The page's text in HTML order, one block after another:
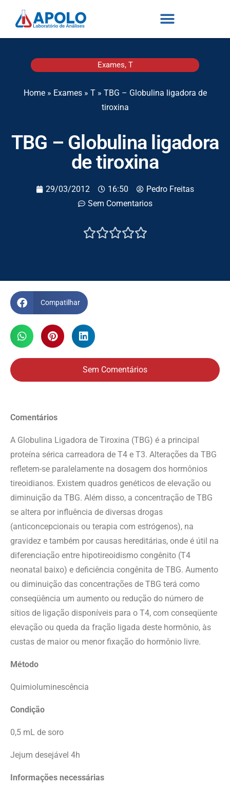
Exames, T
Home» Exames» T» TBG – Globulina ligadora de
tiroxina
TBG – Globulina ligadora
de tiroxina
29/03/2012 16:50
Pedro Freitas
Sem Comentarios

Compatilhar
Sem Comentários
Comentários
A Globulina Ligadora de Tiroxina (TBG) é a principal
proteína sérica carreadora de T4 e T3. Alterações da TBG
refletem-se paralelamente na dosagem dos hormônios
tireoidianos. Existem quadros genéticos de elevação ou
diminuição da TBG. Além disso, a concentração de TBG
se altera por influência de diversas drogas
(anticoncepcionais ou terapia com estrógenos), na
gravidez e também por causas hereditárias, onde é útil na
diferenciação entre hipotireoidismo congênito (T4
neonatal baixo) e deficiência congênita de TBG. Aumento
ou diminuição das concentrações de TBG terá como
conseqüência um aumento ou redução do número de
sítios de ligação disponíveis para o T4, com conseqüente
elevação ou queda da fração ligada deste hormônio, às
custas de maior ou menor fixação do hormônio livre.
Método
Quimioluminescência
Condição
0,5 mL de soro
Jejum desejável 4h
Informações necessárias